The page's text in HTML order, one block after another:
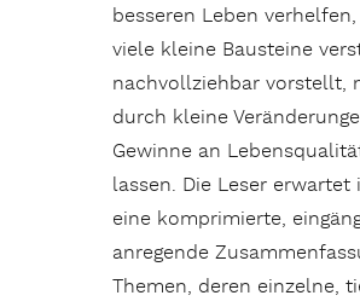
besseren Leben
viele kleine Bausteine
nachvollziehbar vorstellt,
durch kleine
Gewinne an
lassen. Die Leser erwartet
eine komprimierte,
anregende
Themen, deren einzelne,